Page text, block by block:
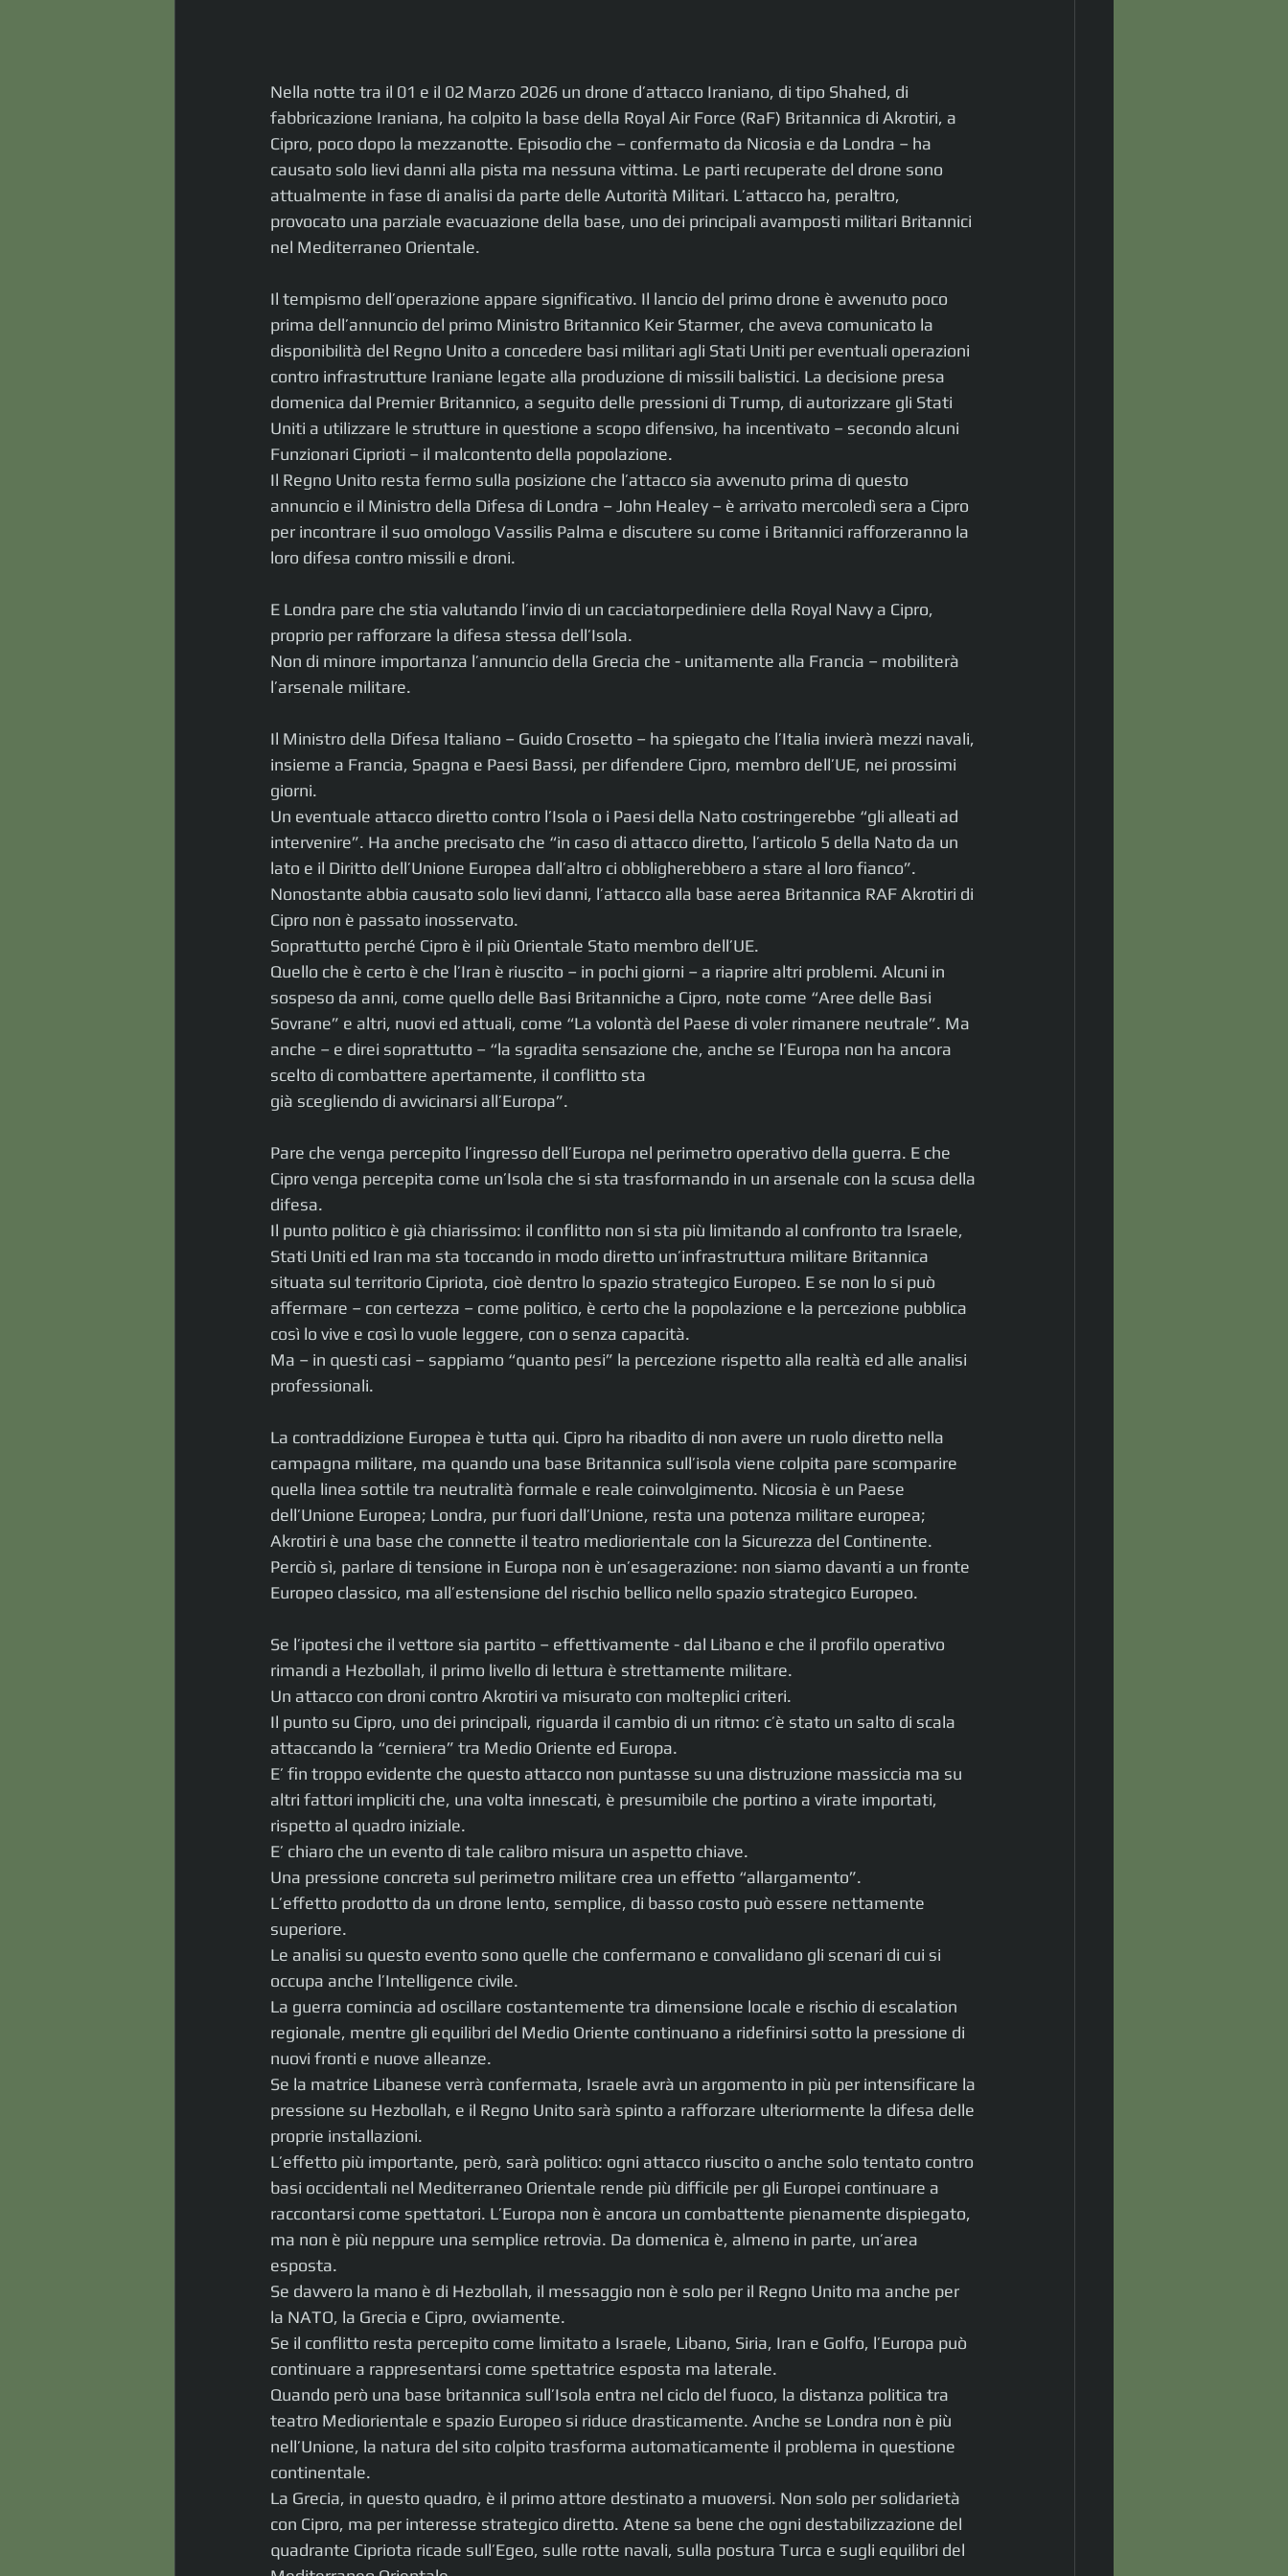
Nella notte tra il 01 e il 02 Marzo 2026 un drone d’attacco Iraniano, di tipo Shahed, di
fabbricazione Iraniana, ha colpito la base della Royal Air Force (RaF) Britannica di Akrotiri, a
Cipro, poco dopo la mezzanotte. Episodio che – confermato da Nicosia e da Londra – ha
causato solo lievi danni alla pista ma nessuna vittima. Le parti recuperate del drone sono
attualmente in fase di analisi da parte delle Autorità Militari. L’attacco ha, peraltro,
provocato una parziale evacuazione della base, uno dei principali avamposti militari Britannici
nel Mediterraneo Orientale.
Il tempismo dell’operazione appare significativo. Il lancio del primo drone è avvenuto poco
prima dell’annuncio del primo Ministro Britannico Keir Starmer, che aveva comunicato la
disponibilità del Regno Unito a concedere basi militari agli Stati Uniti per eventuali operazioni
contro infrastrutture Iraniane legate alla produzione di missili balistici. La decisione presa
domenica dal Premier Britannico, a seguito delle pressioni di Trump, di autorizzare gli Stati
Uniti a utilizzare le strutture in questione a scopo difensivo, ha incentivato – secondo alcuni
Funzionari Ciprioti – il malcontento della popolazione.
Il Regno Unito resta fermo sulla posizione che l’attacco sia avvenuto prima di questo
annuncio e il Ministro della Difesa di Londra – John Healey – è arrivato mercoledì sera a Cipro
per incontrare il suo omologo Vassilis Palma e discutere su come i Britannici rafforzeranno la
loro difesa contro missili e droni.
E Londra pare che stia valutando l’invio di un cacciatorpediniere della Royal Navy a Cipro,
proprio per rafforzare la difesa stessa dell’Isola.
Non di minore importanza l’annuncio della Grecia che - unitamente alla Francia – mobiliterà
l’arsenale militare.
Il Ministro della Difesa Italiano – Guido Crosetto – ha spiegato che l’Italia invierà mezzi navali,
insieme a Francia, Spagna e Paesi Bassi, per difendere Cipro, membro dell’UE, nei prossimi
giorni.
Un eventuale attacco diretto contro l’Isola o i Paesi della Nato costringerebbe “gli alleati ad
intervenire”. Ha anche precisato che “in caso di attacco diretto, l’articolo 5 della Nato da un
lato e il Diritto dell’Unione Europea dall’altro ci obbligherebbero a stare al loro fianco”.
Nonostante abbia causato solo lievi danni, l’attacco alla base aerea Britannica RAF Akrotiri di
Cipro non è passato inosservato.
Soprattutto perché Cipro è il più Orientale Stato membro dell’UE.
Quello che è certo è che l’Iran è riuscito – in pochi giorni – a riaprire altri problemi. Alcuni in
sospeso da anni, come quello delle Basi Britanniche a Cipro, note come “Aree delle Basi
Sovrane” e altri, nuovi ed attuali, come “La volontà del Paese di voler rimanere neutrale”. Ma
anche – e direi soprattutto – “la sgradita sensazione che, anche se l’Europa non ha ancora
scelto di combattere apertamente, il conflitto sta
già scegliendo di avvicinarsi all’Europa”.
Pare che venga percepito l’ingresso dell’Europa nel perimetro operativo della guerra. E che
Cipro venga percepita come un’Isola che si sta trasformando in un arsenale con la scusa della
difesa.
Il punto politico è già chiarissimo: il conflitto non si sta più limitando al confronto tra Israele,
Stati Uniti ed Iran ma sta toccando in modo diretto un’infrastruttura militare Britannica
situata sul territorio Cipriota, cioè dentro lo spazio strategico Europeo. E se non lo si può
affermare – con certezza – come politico, è certo che la popolazione e la percezione pubblica
così lo vive e così lo vuole leggere, con o senza capacità.
Ma – in questi casi – sappiamo “quanto pesi” la percezione rispetto alla realtà ed alle analisi
professionali.
La contraddizione Europea è tutta qui. Cipro ha ribadito di non avere un ruolo diretto nella
campagna militare, ma quando una base Britannica sull’isola viene colpita pare scomparire
quella linea sottile tra neutralità formale e reale coinvolgimento. Nicosia è un Paese
dell’Unione Europea; Londra, pur fuori dall’Unione, resta una potenza militare europea;
Akrotiri è una base che connette il teatro mediorientale con la Sicurezza del Continente.
Perciò sì, parlare di tensione in Europa non è un’esagerazione: non siamo davanti a un fronte
Europeo classico, ma all’estensione del rischio bellico nello spazio strategico Europeo.
Se l’ipotesi che il vettore sia partito – effettivamente - dal Libano e che il profilo operativo
rimandi a Hezbollah, il primo livello di lettura è strettamente militare.
Un attacco con droni contro Akrotiri va misurato con molteplici criteri.
Il punto su Cipro, uno dei principali, riguarda il cambio di un ritmo: c’è stato un salto di scala
attaccando la “cerniera” tra Medio Oriente ed Europa.
E’ fin troppo evidente che questo attacco non puntasse su una distruzione massiccia ma su
altri fattori impliciti che, una volta innescati, è presumibile che portino a virate importati,
rispetto al quadro iniziale.
E’ chiaro che un evento di tale calibro misura un aspetto chiave.
Una pressione concreta sul perimetro militare crea un effetto “allargamento”.
L’effetto prodotto da un drone lento, semplice, di basso costo può essere nettamente
superiore.
Le analisi su questo evento sono quelle che confermano e convalidano gli scenari di cui si
occupa anche l’Intelligence civile.
La guerra comincia ad oscillare costantemente tra dimensione locale e rischio di escalation
regionale, mentre gli equilibri del Medio Oriente continuano a ridefinirsi sotto la pressione di
nuovi fronti e nuove alleanze.
Se la matrice Libanese verrà confermata, Israele avrà un argomento in più per intensificare la
pressione su Hezbollah, e il Regno Unito sarà spinto a rafforzare ulteriormente la difesa delle
proprie installazioni.
L’effetto più importante, però, sarà politico: ogni attacco riuscito o anche solo tentato contro
basi occidentali nel Mediterraneo Orientale rende più difficile per gli Europei continuare a
raccontarsi come spettatori. L’Europa non è ancora un combattente pienamente dispiegato,
ma non è più neppure una semplice retrovia. Da domenica è, almeno in parte, un’area
esposta.
Se davvero la mano è di Hezbollah, il messaggio non è solo per il Regno Unito ma anche per
la NATO, la Grecia e Cipro, ovviamente.
Se il conflitto resta percepito come limitato a Israele, Libano, Siria, Iran e Golfo, l’Europa può
continuare a rappresentarsi come spettatrice esposta ma laterale.
Quando però una base britannica sull’Isola entra nel ciclo del fuoco, la distanza politica tra
teatro Mediorientale e spazio Europeo si riduce drasticamente. Anche se Londra non è più
nell’Unione, la natura del sito colpito trasforma automaticamente il problema in questione
continentale.
La Grecia, in questo quadro, è il primo attore destinato a muoversi. Non solo per solidarietà
con Cipro, ma per interesse strategico diretto. Atene sa bene che ogni destabilizzazione del
quadrante Cipriota ricade sull’Egeo, sulle rotte navali, sulla postura Turca e sugli equilibri del